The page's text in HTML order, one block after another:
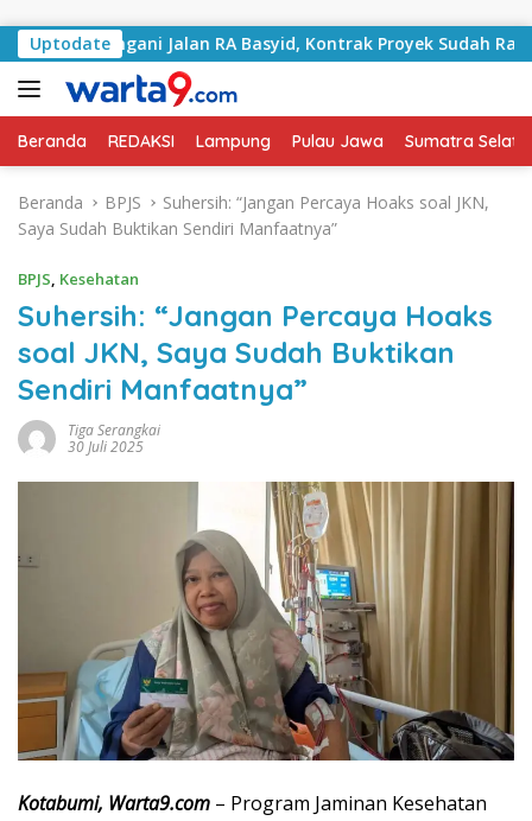
Uptodate
Tangani Jalan RA Basyid, Kontrak Proyek Sudah Rampung
Beranda REDAKSI Lampung Pulau Jawa Sumatra
Beranda BPJS
Suhersih: “Jangan Percaya Hoaks soal JKN,
Saya Sudah Buktikan Sendiri Manfaatnya”
BPJS, Kesehatan
Suhersih: “Jangan Percaya Hoaks
soal JKN, Saya Sudah Buktikan
Sendiri Manfaatnya”
Tiga Serangkai
30 Juli 2025
Kotabumi, Warta9.com – Program Jaminan Kesehatan